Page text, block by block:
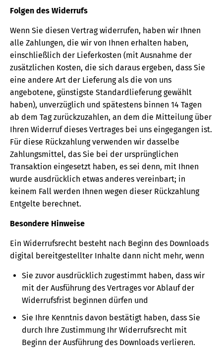
Folgen des Widerrufs
Wenn Sie diesen Vertrag widerrufen, haben wir Ihnen
alle Zahlungen, die wir von Ihnen erhalten haben,
einschließlich der Lieferkosten (mit Ausnahme der
zusätzlichen Kosten, die sich daraus ergeben, dass Sie
eine andere Art der Lieferung als die von uns
angebotene, günstigste Standardlieferung gewählt
haben), unverzüglich und spätestens binnen 14 Tagen
ab dem Tag zurückzuzahlen, an dem die Mitteilung über
Ihren Widerruf dieses Vertrages bei uns eingegangen ist.
Für diese Rückzahlung verwenden wir dasselbe
Zahlungsmittel, das Sie bei der ursprünglichen
Transaktion eingesetzt haben, es sei denn, mit Ihnen
wurde ausdrücklich etwas anderes vereinbart; in
keinem Fall werden Ihnen wegen dieser Rückzahlung
Entgelte berechnet.
Besondere Hinweise
Ein Widerrufsrecht besteht nach Beginn des Downloads
digital bereitgestellter Inhalte dann nicht mehr, wenn
Sie zuvor ausdrücklich zugestimmt haben, dass wir
mit der Ausführung des Vertrages vor Ablauf der
Widerrufsfrist beginnen dürfen und
Sie Ihre Kenntnis davon bestätigt haben, dass Sie
durch Ihre Zustimmung Ihr Widerrufsrecht mit
Beginn der Ausführung des Downloads verlieren.